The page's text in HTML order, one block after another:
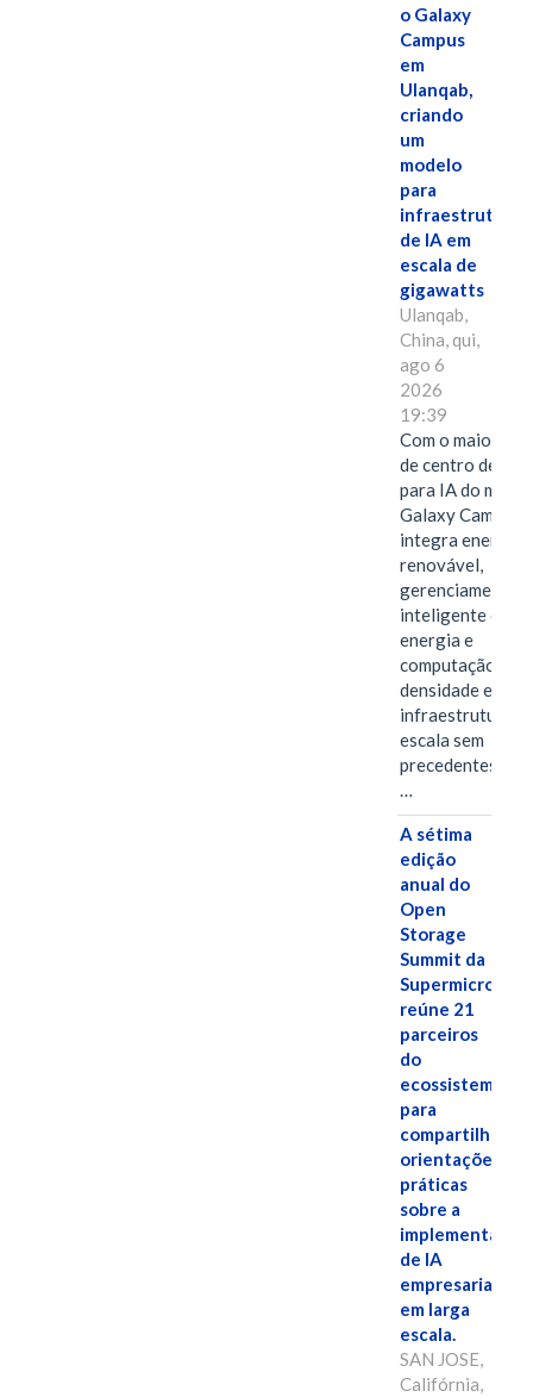
o Galaxy
Campus
em
Ulanqab,
criando
um
modelo
para
infraestrutura
de IA em
escala de
gigawatts
Ulanqab,
China, qui,
ago 6
2026
19:39
Com o maior
de centro de
para IA do
Galaxy Campus
integra energia
renovável,
gerenciamento
inteligente de
energia e
computação de
densidade em
infraestrutura
escala sem
…
A sétima
edição
anual do
Open
Storage
Summit da
Supermicro
reúne 21
parceiros
do
ecossistema
para
compartilhar
orientações
práticas
sobre a
implementação
de IA
empresarial
em larga
escala.
SAN JOSE,
Califórnia,